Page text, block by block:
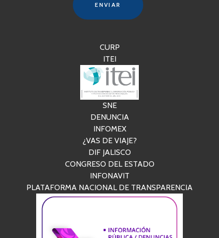
ENVIAR
CURP
ITEI
SNE
DENUNCIA
INFOMEX
¿VAS DE VIAJE?
DIF JALISCO
CONGRESO DEL ESTADO
INFONAVIT
PLATAFORMA NACIONAL DE TRANSPARENCIA